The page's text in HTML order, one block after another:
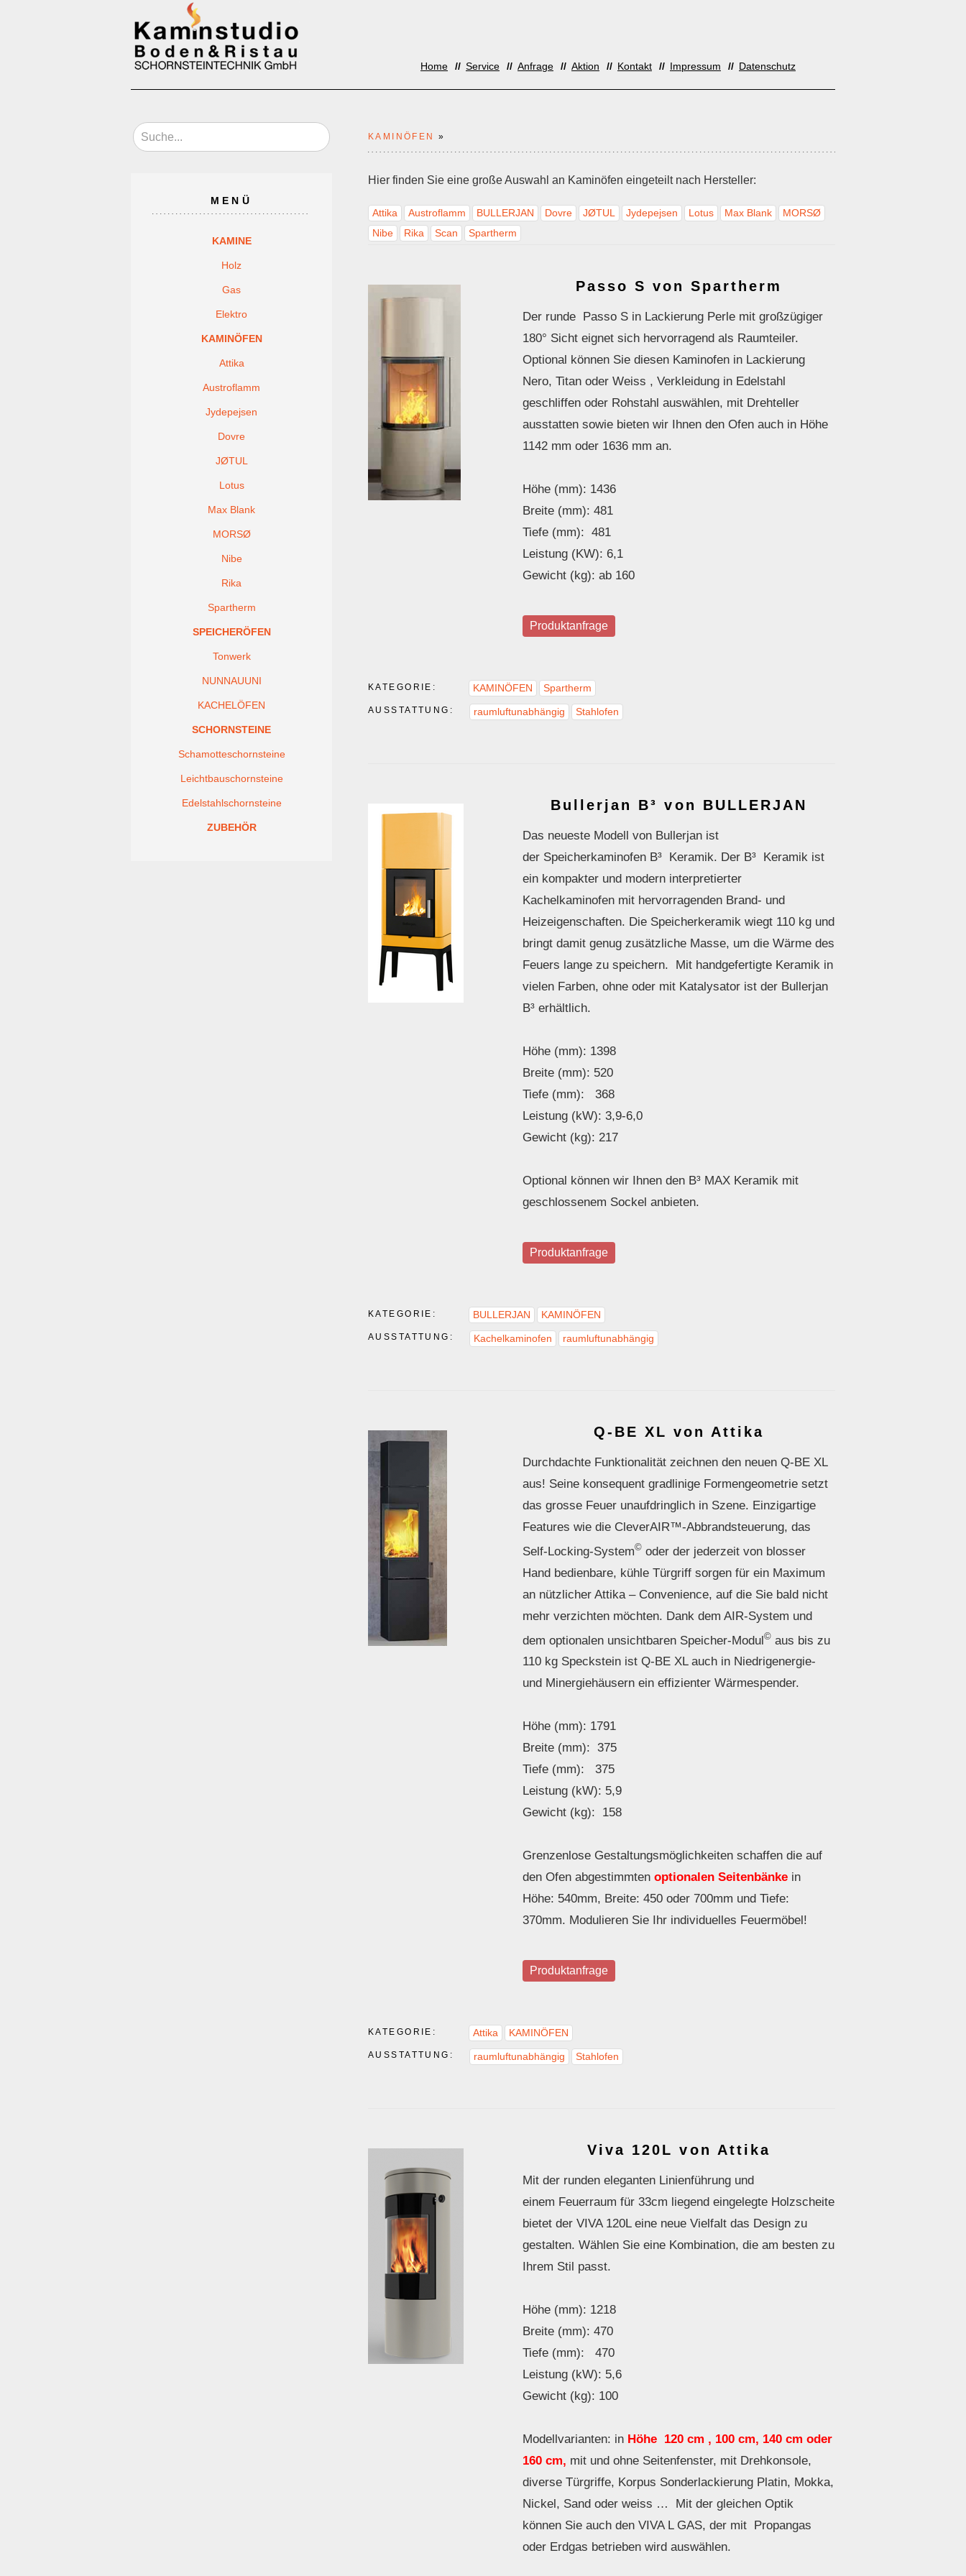
Home Service Anfrage Aktion Kontakt Impressum Datenschutz
KAMINÖFEN »
Hier finden Sie eine große Auswahl an Kaminöfen eingeteilt nach Hersteller:
Attika Austroflamm BULLERJAN Dovre JØTUL Jydepejsen Lotus Max Blank
MORSØ
Nibe
Rika Scan Spartherm
Passo S von Spartherm
Der runde Passo S in Lackierung Perle mit großzügiger
180° Sicht eignet sich hervorragend als Raumteiler.
Optional können Sie diesen Kaminofen in Lackierung
Nero, Titan oder Weiss , Verkleidung in Edelstahl
geschliffen oder Rohstahl auswählen, mit Drehteller
ausstatten sowie bieten wir Ihnen den Ofen auch in Höhe
1142 mm oder 1636 mm an.
Höhe (mm): 1436
Breite (mm): 481
Tiefe (mm): 481
Leistung (KW): 6,1
Gewicht (kg): ab 160
Produktanfrage
KATEGORIE: KAMINÖFEN Spartherm
AUSSTATTUNG: raumluftunabhängig Stahlofen
Bullerjan B³ von BULLERJAN
Das neueste Modell von Bullerjan ist
der Speicherkaminofen B³ Keramik. Der B³ Keramik ist
ein kompakter und modern interpretierter
Kachelkaminofen mit hervorragenden Brand- und
Heizeigenschaften. Die Speicherkeramik wiegt 110 kg und
bringt damit genug zusätzliche Masse, um die Wärme des
Feuers lange zu speichern. Mit handgefertigte Keramik in
vielen Farben, ohne oder mit Katalysator ist der Bullerjan
B³ erhältlich.
Höhe (mm): 1398
Breite (mm): 520
Tiefe (mm): 368
Leistung (kW): 3,9-6,0
Gewicht (kg): 217
Optional können wir Ihnen den B³ MAX Keramik mit
geschlossenem Sockel anbieten.
Produktanfrage
KATEGORIE: BULLERJAN KAMINÖFEN
AUSSTATTUNG: Kachelkaminofen raumluftunabhängig
Q-BE XL von Attika
Durchdachte Funktionalität zeichnen den neuen Q-BE XL
aus! Seine konsequent gradlinige Formengeometrie setzt
das grosse Feuer unaufdringlich in Szene. Einzigartige
Features wie die CleverAIR™-Abbrandsteuerung, das
Self-Locking-System© oder der jederzeit von blosser
Hand bedienbare, kühle Türgriff sorgen für ein Maximum
an nützlicher Attika – Convenience, auf die Sie bald nicht
mehr verzichten möchten. Dank dem AIR-System und
dem optionalen unsichtbaren Speicher-Modul© aus bis zu
110 kg Speckstein ist Q-BE XL auch in Niedrigenergie-
und Minergiehäusern ein effizienter Wärmespender.
Höhe (mm): 1791
Breite (mm): 375
Tiefe (mm): 375
Leistung (kW): 5,9
Gewicht (kg): 158
Grenzenlose Gestaltungsmöglichkeiten schaffen die auf
den Ofen abgestimmten optionalen Seitenbänke in
Höhe: 540mm, Breite: 450 oder 700mm und Tiefe:
370mm. Modulieren Sie Ihr individuelles Feuermöbel!
Produktanfrage
KATEGORIE: Attika KAMINÖFEN
AUSSTATTUNG: raumluftunabhängig Stahlofen
Viva 120L von Attika
Mit der runden eleganten Linienführung und
einem Feuerraum für 33cm liegend eingelegte Holzscheite
bietet der VIVA 120L eine neue Vielfalt das Design zu
gestalten. Wählen Sie eine Kombination, die am besten zu
Ihrem Stil passt.
Höhe (mm): 1218
Breite (mm): 470
Tiefe (mm): 470
Leistung (kW): 5,6
Gewicht (kg): 100
Modellvarianten: in Höhe 120 cm , 100 cm, 140 cm oder
160 cm, mit und ohne Seitenfenster, mit Drehkonsole,
diverse Türgriffe, Korpus Sonderlackierung Platin, Mokka,
Nickel, Sand oder weiss … Mit der gleichen Optik
können Sie auch den VIVA L GAS, der mit Propangas
oder Erdgas betrieben wird auswählen.
MENÜ
KAMINE
Holz
Gas
Elektro
KAMINÖFEN
Attika
Austroflamm
Jydepejsen
Dovre
JØTUL
Lotus
Max Blank
MORSØ
Nibe
Rika
Spartherm
SPEICHERÖFEN
Tonwerk
NUNNAUUNI
KACHELÖFEN
SCHORNSTEINE
Schamotteschornsteine
Leichtbauschornsteine
Edelstahlschornsteine
ZUBEHÖR